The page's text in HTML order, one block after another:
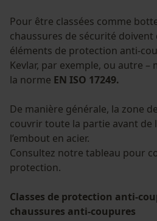
Pour être classées comme
chaussures de sécurité
éléments de protection anti-
Kevlar, par exemple, ou autre –
la norme EN ISO 17249.
De manière générale, la zone
couvrir toute la partie avant de
l’embout en acier.
Consultez notre tableau pour
protection.
Classes de protection anti-
chaussures anti-coupures